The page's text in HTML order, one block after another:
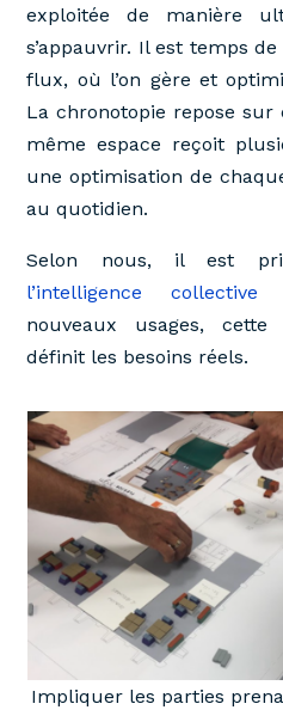
exploitée de manière
s’appauvrir. Il est temps
flux, où l’on gère et
La chronotopie repose
même espace reçoit
une optimisation de
au quotidien.
Selon nous, il est
l’intelligence collective
nouveaux usages, cette
définit les besoins réels.
Impliquer les parties